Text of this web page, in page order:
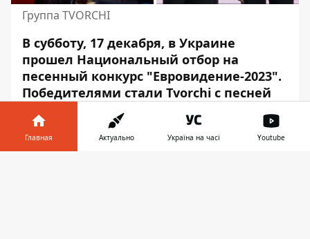
Группа TVORCHI
В субботу, 17 декабря, в Украине
прошел Национальный отбор на
песенный конкурс "Евровидение-2023".
Победителями стали Tvorchi с песней
Heart of Steal. Группа получила от
жюри 9 баллов, а от зрителей –
максимальную оценку 10 баллов
Главная Актуально Україна на часі Youtube